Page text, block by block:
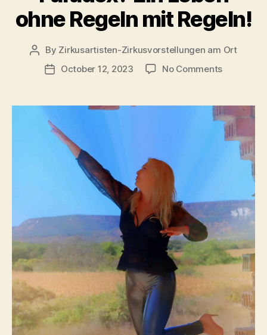
ohne Regeln mit Regeln!
Post
author
By Zirkusartisten-Zirkusvorstellungen am Ort
PostOctober 12, 2023 No Commentson
Leben
ohne
Regeln
Regeln!